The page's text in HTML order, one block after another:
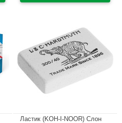
Ластик (KOH-I-NOOR) Слон